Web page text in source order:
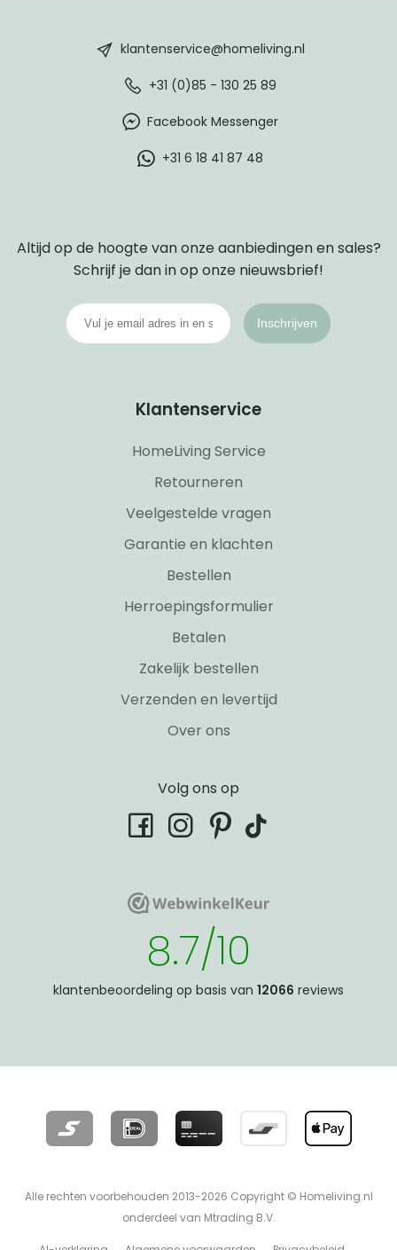
klantenservice@homeliving.nl
+31 (0)85 - 130 25 89
Facebook Messenger
+31 6 18 41 87 48
Altijd op de hoogte van onze aanbiedingen en sales?
Schrijf je dan in op onze nieuwsbrief!
Inschrijven
Klantenservice
HomeLiving Service
Retourneren
Veelgestelde vragen
Garantie en klachten
Bestellen
Herroepingsformulier
Betalen
Zakelijk bestellen
Verzenden en levertijd
Over ons
Volg ons op
facebookinstagram
pinterest
tiktok
WebwinkelKeurWebwinkelKeur
8.7/10
klantenbeoordeling op basis van 12066 reviews
Alle rechten voorbehouden 2013-2026 Copyright © Homeliving.nl
onderdeel van Mtrading B.V.